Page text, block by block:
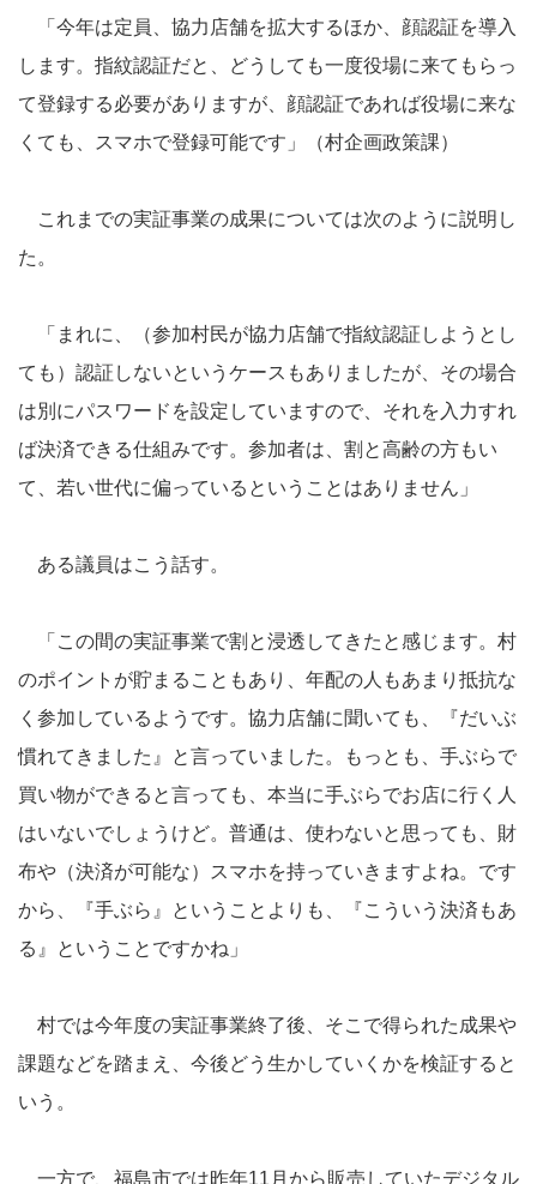
「今年は定員、協力店舗を拡大するほか、顔認証を導入
します。指紋認証だと、どうしても一度役場に来てもらっ
て登録する必要がありますが、顔認証であれば役場に来な
くても、スマホで登録可能です」（村企画政策課）
これまでの実証事業の成果については次のように説明し
た。
「まれに、（参加村民が協力店舗で指紋認証しようとし
ても）認証しないというケースもありましたが、その場合
は別にパスワードを設定していますので、それを入力すれ
ば決済できる仕組みです。参加者は、割と高齢の方もい
て、若い世代に偏っているということはありません」
ある議員はこう話す。
「この間の実証事業で割と浸透してきたと感じます。村
のポイントが貯まることもあり、年配の人もあまり抵抗な
く参加しているようです。協力店舗に聞いても、『だいぶ
慣れてきました』と言っていました。もっとも、手ぶらで
買い物ができると言っても、本当に手ぶらでお店に行く人
はいないでしょうけど。普通は、使わないと思っても、財
布や（決済が可能な）スマホを持っていきますよね。です
から、『手ぶら』ということよりも、『こういう決済もあ
る』ということですかね」
村では今年度の実証事業終了後、そこで得られた成果や
課題などを踏まえ、今後どう生かしていくかを検証すると
いう。
一方で、福島市では昨年11月から販売していたデジタル